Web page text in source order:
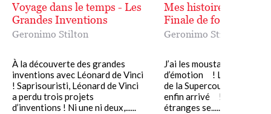
Voyage dans le temps - Les
Grandes Inventions
Geronimo Stilton
À la découverte des grandes
inventions avec Léonard de Vinci
! Saprisouristi, Léonard de Vinci
a perdu trois projets
d’inventions ! Ni une ni deux,......
Mes histoires
Finale de foot à
Geronimo Stilton
J’ai les moustaches qui
d’émotion ! Le jour de la
de la Supercoupe des
enfin arrivé ! Hélas, des
étranges se......